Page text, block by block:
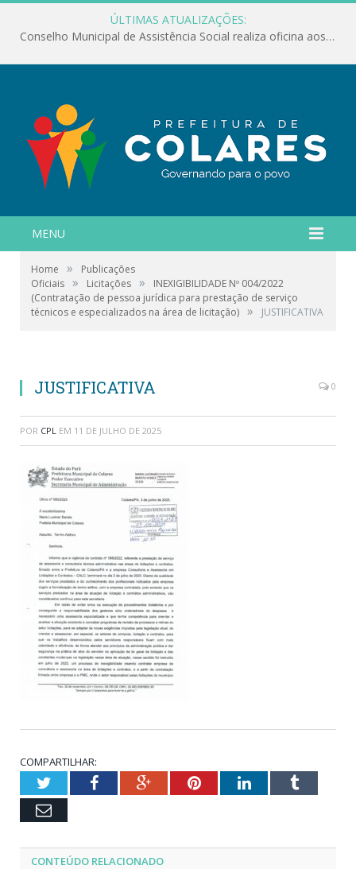
ÚLTIMAS ATUALIZAÇÕES:
Conselho Municipal de Assistência Social realiza oficina aos servidores
MENU
Home »
Publicações
Oficiais » Licitações »
INEXIGIBILIDADE Nº 004/2022
(Contratação de pessoa jurídica para prestação de serviço
técnicos e especializados na área de licitação) » JUSTIFICATIVA
JUSTIFICATIVA 0
POR CPL EM 11 DE JULHO DE 2025
COMPARTILHAR:
TwitterFacebookGoogle+PinterestLinkedInTumblr
Email
CONTEÚDO RELACIONADO